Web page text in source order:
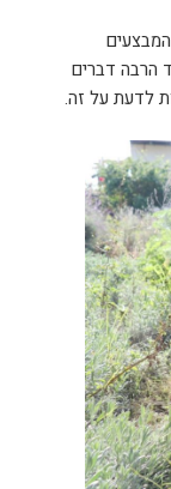
הרבה דברים
לדעת על זה.